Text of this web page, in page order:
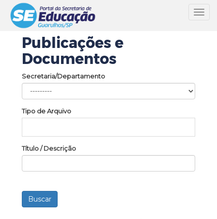
Publicações e
Documentos
Secretaria/Departamento
Tipo de Arquivo
Título / Descrição